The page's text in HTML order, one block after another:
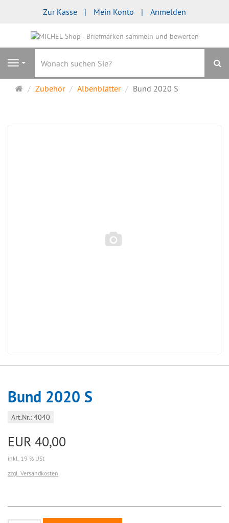
Zur Kasse Mein Konto Anmelden
Navigation
Startseite
Zubehör Albenblätter Bund 2020 S
Bund 2020 S
Art.Nr.: 4040
EUR 40,00
inkl. 19 % USt
zzgl. Versandkosten